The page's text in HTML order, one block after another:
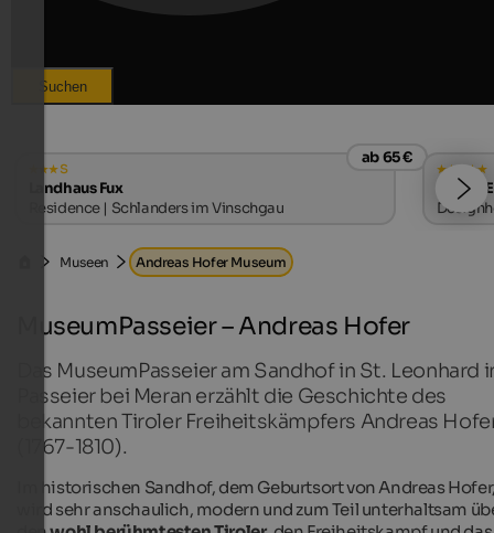
Suchen
s
ab 65 €
Landhaus Fux
Residence | Schlanders im Vinschgau
Museen Andreas Hofer Museum
MuseumPasseier – Andreas Hofer
Das MuseumPasseier am Sandhof in St. Leonhard
Passeier bei Meran erzählt die Geschichte des
bekannten Tiroler Freiheitskämpfers Andreas
(1767-1810).
Im historischen Sandhof, dem Geburtsort von Andreas
wird sehr anschaulich, modern und zum Teil unterhaltsam